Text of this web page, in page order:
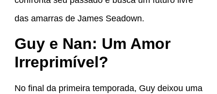
das amarras de James Seadown.
Guy e Nan: Um Amor
Irreprimível?
No final da primeira temporada, Guy deixou uma